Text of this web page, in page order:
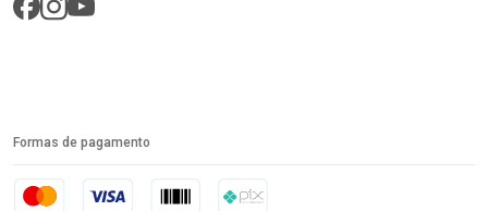
Formas de pagamento